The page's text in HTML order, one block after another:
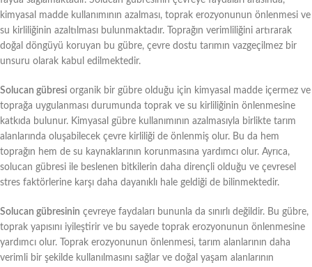
kimyasal madde kullanımının azalması, toprak erozyonunun önlenmesi ve
su kirliliğinin azaltılması bulunmaktadır. Toprağın verimliliğini artırarak
doğal döngüyü koruyan bu gübre, çevre dostu tarımın vazgeçilmez bir
unsuru olarak kabul edilmektedir.
Solucan gübresi organik bir gübre olduğu için kimyasal madde içermez ve
toprağa uygulanması durumunda toprak ve su kirliliğinin önlenmesine
katkıda bulunur. Kimyasal gübre kullanımının azalmasıyla birlikte tarım
alanlarında oluşabilecek çevre kirliliği de önlenmiş olur. Bu da hem
toprağın hem de su kaynaklarının korunmasına yardımcı olur. Ayrıca,
solucan gübresi ile beslenen bitkilerin daha dirençli olduğu ve çevresel
stres faktörlerine karşı daha dayanıklı hale geldiği de bilinmektedir.
Solucan gübresinin çevreye faydaları bununla da sınırlı değildir. Bu gübre,
toprak yapısını iyileştirir ve bu sayede toprak erozyonunun önlenmesine
yardımcı olur. Toprak erozyonunun önlenmesi, tarım alanlarının daha
verimli bir şekilde kullanılmasını sağlar ve doğal yaşam alanlarının